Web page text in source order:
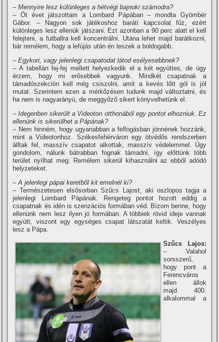
– Mennyire lesz különleges a hétvégi bajnoki számodra?
– Öt évet játszottam a Lombard Pápában – mondta Gyömbér
Gábor. – Nagyon sok játékoshoz baráti kapcsolat fűz, ezért
különleges lesz ellenük játszani. Ezt azonban a 90 perc alatt el kell
felejteni, a futballra kell koncentrálni. Utána lehet majd barátkozni,
bár remélem, hogy a lefújás után én leszek a boldogabb.
– Egykori, vagy jelenlegi csapatodat látod esélyesebbnek?
– A tabellán fej-fej mellett helyezkedik el a két együttes, de úgy
érzem, hogy mi erősebbek vagyunk. Mindkét csapatnak a
támadószekción kell még csiszolni, amit a kevés lőtt gól is jól
mutat. Szerintem ezen a mérkőzésen tudunk majd változtatni, és
ha nem is nagyarányú, de meggyőző sikert könyvelhetünk el.
– Idegenben sikerült a Videoton otthonából egy pontot elhozniuk. Ez
ellenünk is sikerülhet a Pápának?
– Nem hinném, hogy ugyanabban a felfogásban jönnének hozzánk,
mint a Videotonhoz. Székesfehérváron egy ötvédős rendszerben
álltak fel, masszí­v csapatot alkottak, masszí­v védelemmel. Úgy
gondolom, nálunk bátrabban fognak támadni, í­gy előttünk több
terület nyí­lhat meg. Remélem sikerül kihasználni az ebből adódó
helyzeteket.
– A jelenlegi pápai keretből kit emelnél ki?
– Természetesen elsősorban Szűcs Lajost, aki oszlopos tagja a
jelenlegi Lombard Pápának. Rengeteg pontot hozott eddig a
csapatnak és idén is szenzációs formában véd. Bí­zom benne, hogy
ellenünk nem lesz ilyen jó formában. A többiek rövid ideje vannak
együtt, viszont egy egységes csapat látszatát keltik. Veszélyes
lesz a Pápa.
Szűcs Lajos:
– Valahol
sorsszerű,
hogy pont a
Ferencváros
ellen állok
majd 400.
alkalommal a